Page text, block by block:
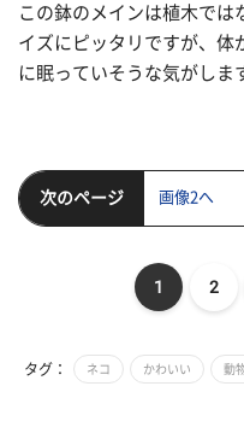
この鉢のメインは植木では
イズにピッタリですが、体
に眠っていそうな気がしま
次のページ 画像2へ
1 2
タグ： ネコ かわいい 動